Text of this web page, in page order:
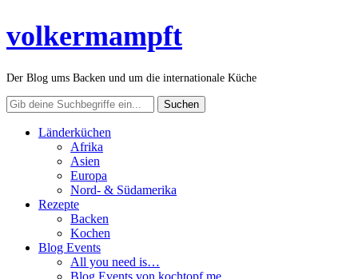
volkermampft
Der Blog ums Backen und um die internationale Küche
Länderküchen
Afrika
Asien
Europa
Nord- & Südamerika
Rezepte
Backen
Kochen
Blog Events
All you need is…